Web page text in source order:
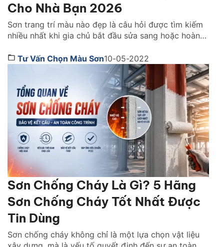
Cho Nhà Bạn 2026
Sơn trang trí màu nào đẹp là câu hỏi được tìm kiếm
nhiều nhất khi gia chủ bắt đầu sửa sang hoặc hoàn
không chỉ quyết định vẻ đẹp của ngôi nhà mà còn
ảnh hưởng trực tiếp đến cảm xúc, ánh sáng và
Tư Vấn Chọn Màu Sơn10-05-2022
Sơn Chống Cháy Là Gì? 5 Hãng
Sơn Chống Cháy Tốt Nhất Được
Tin Dùng
Sơn chống cháy không chỉ là một lựa chọn vật liệu